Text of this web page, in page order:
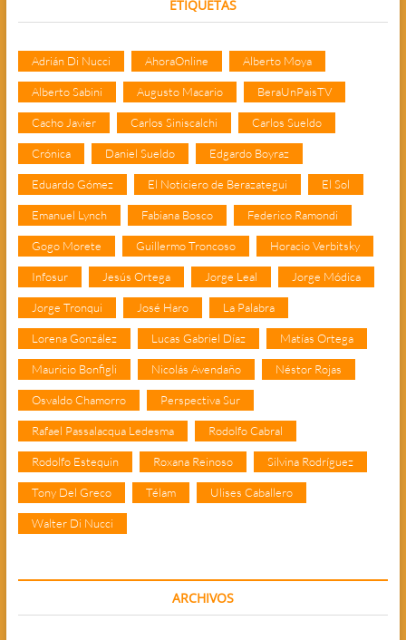
ETIQUETAS
Adrián Di Nucci AhoraOnline Alberto Moya
Alberto Sabini Augusto Macario BeraUnPaisTV
Cacho Javier Carlos Siniscalchi Carlos Sueldo
Crónica Daniel Sueldo Edgardo Boyraz
Eduardo Gómez El Noticiero de Berazategui El Sol
Emanuel Lynch Fabiana Bosco Federico Ramondi
Gogo Morete Guillermo Troncoso Horacio Verbitsky
Infosur Jesús Ortega Jorge Leal Jorge Módica
Jorge Tronqui José Haro La Palabra
Lorena González Lucas Gabriel Díaz Matías Ortega
Mauricio Bonfigli Nicolás Avendaño Néstor Rojas
Osvaldo Chamorro Perspectiva Sur
Rafael Passalacqua Ledesma Rodolfo Cabral
Rodolfo Estequin Roxana Reinoso Silvina Rodríguez
Tony Del Greco Télam Ulises Caballero
Walter Di Nucci
ARCHIVOS